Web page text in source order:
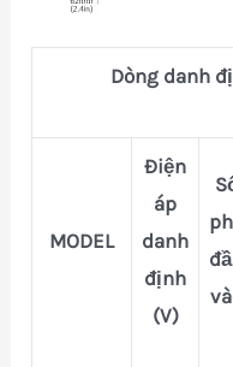
Dòng danh
MODEL
Điện
áp
danh
định
(V)